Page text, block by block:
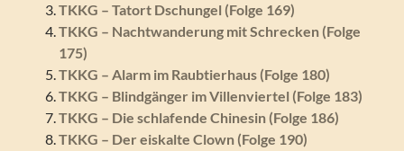
TKKG – Tatort Dschungel (Folge 169)
TKKG – Nachtwanderung mit Schrecken (Folge
175)
TKKG – Alarm im Raubtierhaus (Folge 180)
TKKG – Blindgänger im Villenviertel (Folge 183)
TKKG – Die schlafende Chinesin (Folge 186)
TKKG – Der eiskalte Clown (Folge 190)